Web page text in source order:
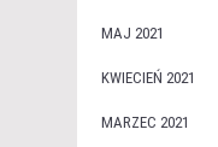
MAJ 2021
KWIECIEŃ 2021
MARZEC 2021